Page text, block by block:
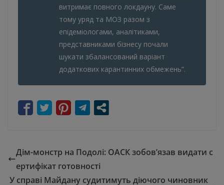
витримає повного локдауну. Саме
тому уряд та МОЗ разом з
епідеміологами, аналітиками,
представниками бізнесу почали
шукати збалансований варіант
додаткових карантинних обмежень”.
Дім-монстр на Подолі: ОАСК зобов’язав видати с
ертифікат готовності
У справі Майдану судитимуть діючого чиновник